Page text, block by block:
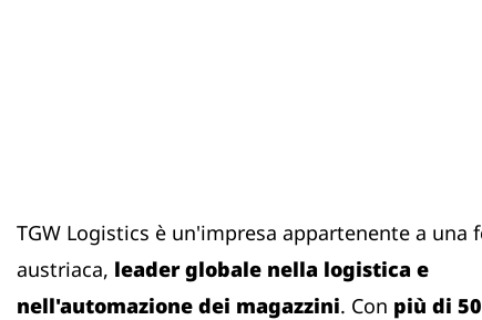
TGW Logistics è un'impresa appartenente a una
austriaca, leader globale nella logistica e
nell'automazione dei magazzini. Con più di